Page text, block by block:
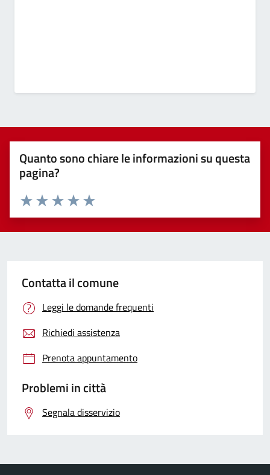
Quanto sono chiare le informazioni su questa
pagina?
Valuta 5 stelle su 5
Valuta 4 stelle su 5
Valuta 3 stelle su 5
Valuta 2 stelle su 5
Valuta 1 stelle su 5
Contatta il comune
Leggi le domande frequenti
Richiedi assistenza
Prenota appuntamento
Problemi in città
Segnala disservizio